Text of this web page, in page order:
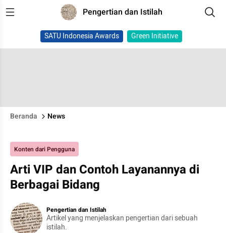
Pengertian dan Istilah
SATU Indonesia Awards Green Initiative
Beranda News
Konten dari Pengguna
Arti VIP dan Contoh Layanannya di
Berbagai Bidang
Pengertian dan Istilah
Artikel yang menjelaskan pengertian dari sebuah
istilah.